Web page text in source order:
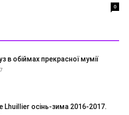
0
в обіймах прекрасної мумії
Lhuillier осінь-зима 2016-2017.